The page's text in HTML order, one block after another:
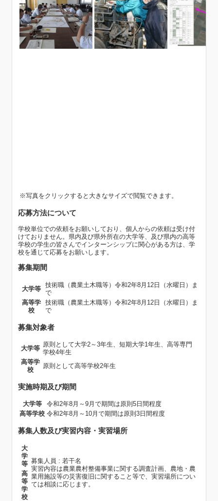
※写真をクリックすると大きなサイズで閲覧できます。
応募方法について
学校単位での依頼をお願いしており、個人からの依頼は受け付
けておりません。県内及び県外所在の大学等、及び県内の高等
学校の学生の皆さんでインターンシップに関心がある方は、学
校を通じて応募をお願いします。
募集期間
大学等
技術職（農業土木職等）令和2年8月12日（水曜日）ま
で
高等学
校
技術職（農業土木職等）令和2年8月12日（水曜日）ま
で
募集対象者
大学等
原則として大学2～3年生、短期大学1年生、高等専門
学校4年生
高等学
校
原則として高等学校2年生
実施時期及び期間
大学等
令和2年8月～9月で期間は原則5日間程度
高等学校 令和2年8月～10月で期間は原則3日間程度
募集人数及び実習内容・実習場所
大
学
等 募集人員 : 若干名
実習内容は農業農村整備事業に関する調査計画、農地・農
業用施設等の災害復旧に関すること等で、実習場所につい
ては相談に応じます。
高
等
学
校